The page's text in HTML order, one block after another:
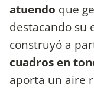
atuendo que
destacando su
construyó a
cuadros en
aporta un aire